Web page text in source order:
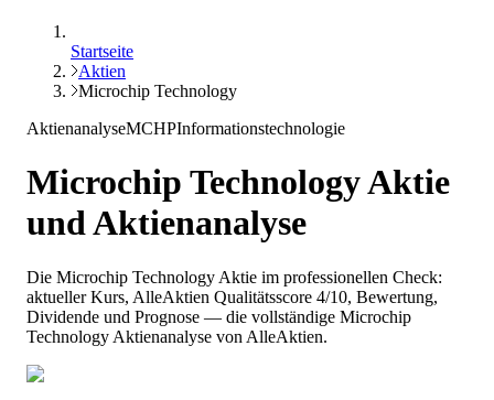
Startseite
Aktien
Microchip Technology
AktienanalyseMCHPInformationstechnologie
Microchip TechnologyAktie
und Aktienanalyse
Die Microchip Technology Aktie im professionellen Check:
aktueller Kurs, AlleAktien Qualitätsscore 4/10, Bewertung,
Dividende und Prognose — die vollständige Microchip
Technology Aktienanalyse von AlleAktien.